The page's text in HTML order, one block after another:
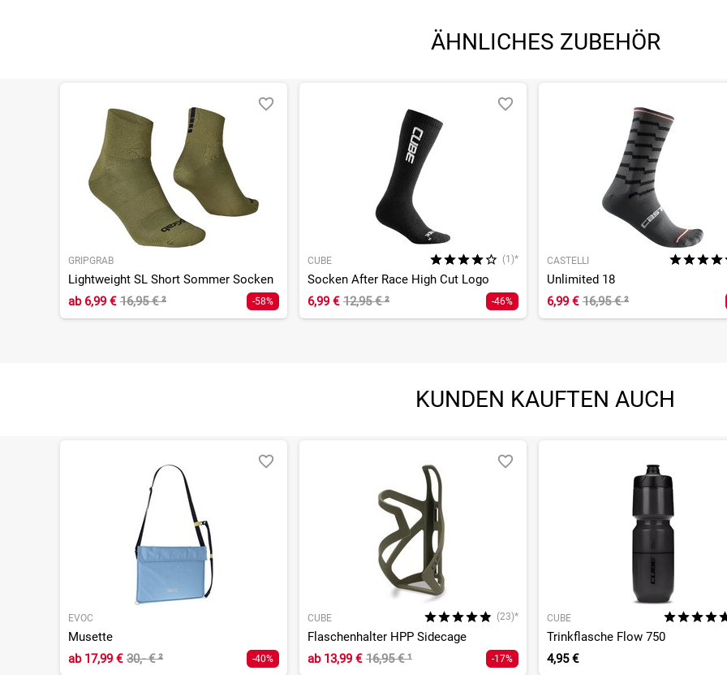
ÄHNLICHES ZUBEHÖR
GRIPGRAB
Lightweight SL Short Sommer Socken
ab6,99 € 16,95 €² -58%
CUBE (1)*
Socken After Race High Cut Logo
6,99 € 12,95 €² -46%
CASTELLI
Unlimited 18
6,99 € 16,95 €²
KUNDEN KAUFTEN AUCH
EVOC
Musette
ab17,99 € 30,- €² -40%
CUBE (23)*
Flaschenhalter HPP Sidecage
ab13,99 € 16,95 €¹ -17%
CUBE
Trinkflasche Flow 750
4,95 €